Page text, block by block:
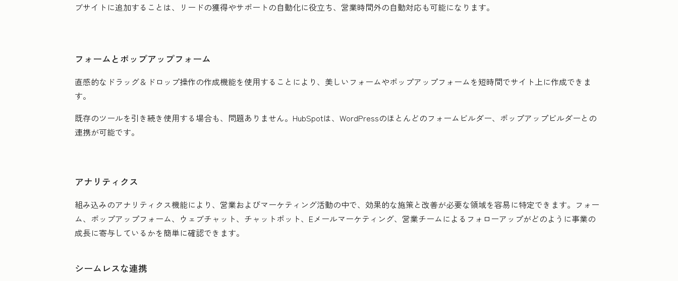
ブサイトに追加することは、リードの獲得やサポートの自動化に役立ち、営業時間外の自動対応も可能になります。
フォームとポップアップフォーム
直感的なドラッグ＆ドロップ操作の作成機能を使用することにより、美しいフォームやポップアップフォームを短時間でサイト上に作成できま
す。
既存のツールを引き続き使用する場合も、問題ありません。HubSpotは、WordPressのほとんどのフォームビルダー、ポップアップビルダーとの
連携が可能です。
アナリティクス
組み込みのアナリティクス機能により、営業およびマーケティング活動の中で、効果的な施策と改善が必要な領域を容易に特定できます。フォー
ム、ポップアップフォーム、ウェブチャット、チャットボット、Eメールマーケティング、営業チームによるフォローアップがどのように事業の
成長に寄与しているかを簡単に確認できます。
シームレスな連携